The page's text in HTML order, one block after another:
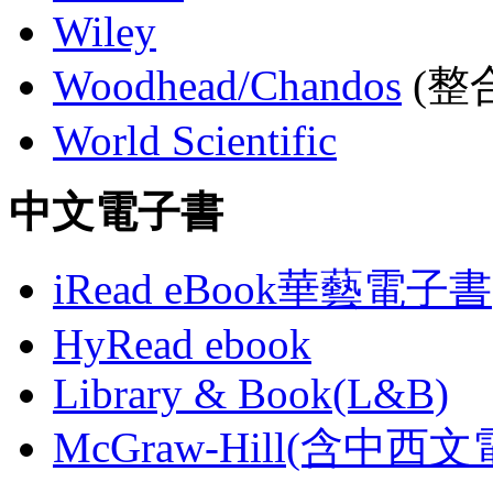
Wiley
Woodhead/Chandos (整
World Scientific
中文電子書
iRead eBook華藝電子書
HyRead ebook
Library & Book(L&B)
McGraw-Hill(含中西文